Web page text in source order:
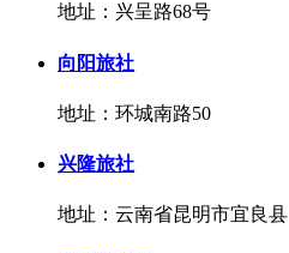
地址：兴呈路68号
向阳旅社
地址：环城南路50
兴隆旅社
地址：云南省昆明市宜良县